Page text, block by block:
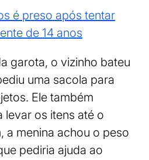
é preso após tentar
de 14 anos
garota, o vizinho bateu
uma sacola para
Ele também
levar os itens até o
a menina achou o peso
pediria ajuda ao